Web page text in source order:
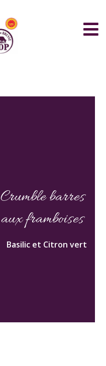
Crumble barres
aux framboises
Basilic et Citron vert